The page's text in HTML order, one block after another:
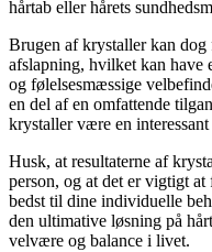
hårtab eller hårets
Brugen af krystaller kan
afslapning, hvilket kan have
og følelsesmæssige
en del af en omfattende
krystaller være en
Husk, at resultaterne af
person, og at det er vigtigt
bedst til dine individuelle
den ultimative løsning på
velvære og balance i livet.